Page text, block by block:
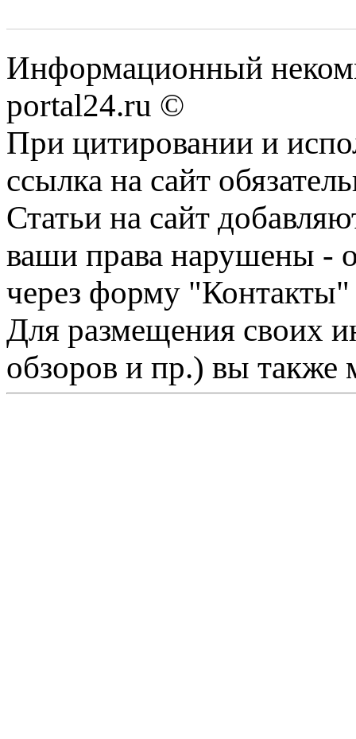
Информационный
portal24.ru ©
При цитировании и
ссылка на сайт
Статьи на сайт
ваши права нарушены -
через форму "Контакты"
Для размещения своих
обзоров и пр.) вы также